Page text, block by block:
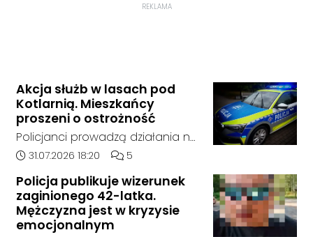
REKLAMA
Akcja służb w lasach pod
Kotlarnią. Mieszkańcy
proszeni o ostrożność
Policjanci prowadzą działania na
terenie kompleksów leśnych w
nam się ustalić, funkcjonariusze
poszukują mężczyzny, który może
posiadać niebezpieczne
Data dodania artykułu:
31.07.2026 18:20 Liczba komentarzy artykułu:
5
Policja publikuje wizerunek
zaginionego 42-latka.
Mężczyzna jest w kryzysie
emocjonalnym